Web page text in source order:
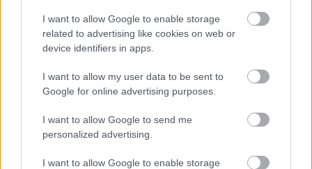
I want to allow Google to enable storage
related to advertising like cookies on web or
device identifiers in apps.
I want to allow my user data to be sent to
Google for online advertising purposes.
I want to allow Google to send me
personalized advertising.
I want to allow Google to enable storage
MAGYAR ÉPÍTŐK